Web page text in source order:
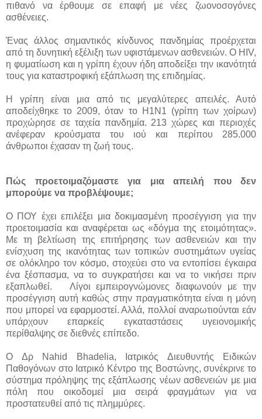
πιθανό να έρθουμε σε επαφή με νέες ζωονοσογόνες
ασθένειες.
Ένας άλλος σημαντικός κίνδυνος πανδημίας προέρχεται
από τη δυνητική εξέλιξη των υφιστάμενων ασθενειών. Ο HIV,
η φυματίωση και η γρίπη έχουν ήδη αποδείξει την ικανότητά
τους για καταστροφική εξάπλωση της επιδημίας.
Η γρίπη είναι μια από τις μεγαλύτερες απειλές. Αυτό
αποδείχθηκε το 2009, όταν το H1N1 (γρίπη των χοίρων)
προχώρησε σε ταχεία πανδημία. 213 χώρες και περιοχές
ανέφεραν κρούσματα του ιού και περίπου 285.000
άνθρωποι έχασαν τη ζωή τους.
Πώς προετοιμαζόμαστε για μια απειλή που δεν
μπορούμε να προβλέψουμε;
Ο ΠΟΥ έχει επιλέξει μια δοκιμασμένη προσέγγιση για την
προετοιμασία και αναφέρεται ως «δόγμα της ετοιμότητας».
Με τη βελτίωση της επιτήρησης των ασθενειών και την
ενίσχυση της ικανότητας των τοπικών συστημάτων υγείας
σε ολόκληρο τον κόσμο, στοχεύει στο να εντοπίσει έγκαιρα
ένα ξέσπασμα, να το συγκρατήσει και να το νικήσει πριν
εξαπλωθεί. Λίγοι εμπειρογνώμονες διαφωνούν με την
προσέγγιση αυτή καθώς στην πραγματικότητα είναι η μόνη
που μπορεί να εφαρμοστεί. Αλλά, πολλοί αναρωτιούνται εάν
υπάρχουν επαρκείς εγκαταστάσεις υγειονομικής
περίθαλψης σε διεθνές επίπεδο.
Ο Δρ Nahid Bhadelia, Ιατρικός Διευθυντής Ειδικών
Παθογόνων στο Ιατρικό Κέντρο της Βοστώνης, συνέκρινε το
σύστημα πρόληψης της εξάπλωσης νέων ασθενειών με μια
πόλη που οικοδομεί μια σειρά φραγμάτων για να
προστατευθεί από τις πλημμύρες.